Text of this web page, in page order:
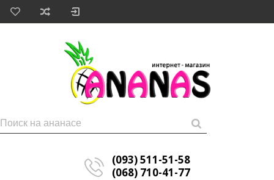
(093) 511-51-58
(068) 710-41-77